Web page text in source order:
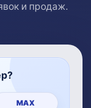
и продаж.
MAX